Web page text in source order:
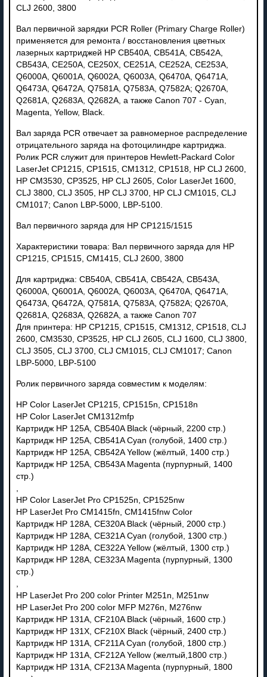
CLJ 2600, 3800
Вал первичной зарядки PCR Roller (Primary Charge Roller)
применяется для ремонта / восстановления цветных
лазерных картриджей HP CB540A, CB541A, CB542A,
CB543A, CE250A, CE250X, CE251A, CE252A, CE253A,
Q6000A, Q6001A, Q6002A, Q6003A, Q6470A, Q6471A,
Q6473A, Q6472A, Q7581A, Q7583A, Q7582A; Q2670A,
Q2681A, Q2683A, Q2682A, а также Canon 707 - Cyan,
Magenta, Yellow, Black.
Вал заряда PCR отвечает за равномерное распределение
отрицательного заряда на фотоцилиндре картриджа.
Ролик PCR служит для принтеров Hewlett-Packard Color
LaserJet CP1215, CP1515, CM1312, CP1518, HP CLJ 2600,
HP CM3530, CP3525, HP CLJ 2605, Color LaserJet 1600,
CLJ 3800, CLJ 3505, HP CLJ 3700, HP CLJ CM1015, CLJ
CM1017; Canon LBP-5000, LBP-5100.
Вал первичного заряда для HP CP1215/1515
Характеристики товара: Вал первичного заряда для HP
CP1215, CP1515, CM1415, CLJ 2600, 3800
Для картриджа: CB540A, CB541A, CB542A, CB543A,
Q6000A, Q6001A, Q6002A, Q6003A, Q6470A, Q6471A,
Q6473A, Q6472A, Q7581A, Q7583A, Q7582A; Q2670A,
Q2681A, Q2683A, Q2682A, а также Canon 707
Для принтера: HP CP1215, CP1515, CM1312, CP1518, CLJ
2600, CM3530, CP3525, HP CLJ 2605, CLJ 1600, CLJ 3800,
CLJ 3505, CLJ 3700, CLJ CM1015, CLJ CM1017; Canon
LBP-5000, LBP-5100
Ролик первичного заряда совместим к моделям:
HP Color LaserJet CP1215, CP1515n, CP1518n
HP Color LaserJet CM1312mfp
Картридж HP 125A, CB540A Black (чёрный, 2200 стр.)
Картридж HP 125A, CB541A Cyan (голубой, 1400 стр.)
Картридж HP 125A, CB542A Yellow (жёлтый, 1400 стр.)
Картридж HP 125A, CB543A Magenta (пурпурный, 1400
стр.)
,
HP Color LaserJet Pro CP1525n, CP1525nw
HP LaserJet Pro CM1415fn, CM1415fnw Color
Картридж HP 128A, CE320A Black (чёрный, 2000 стр.)
Картридж HP 128A, CE321A Cyan (голубой, 1300 стр.)
Картридж HP 128A, CE322A Yellow (жёлтый, 1300 стр.)
Картридж HP 128A, CE323A Magenta (пурпурный, 1300
стр.)
,
HP LaserJet Pro 200 color Printer M251n, M251nw
HP LaserJet Pro 200 color MFP M276n, M276nw
Картридж HP 131A, CF210A Black (чёрный, 1600 стр.)
Картридж HP 131X, CF210X Black (чёрный, 2400 стр.)
Картридж HP 131A, CF211A Cyan (голубой, 1800 стр.)
Картридж HP 131A, CF212A Yellow (желтый,1800 стр.)
Картридж HP 131A, CF213A Magenta (пурпурный, 1800